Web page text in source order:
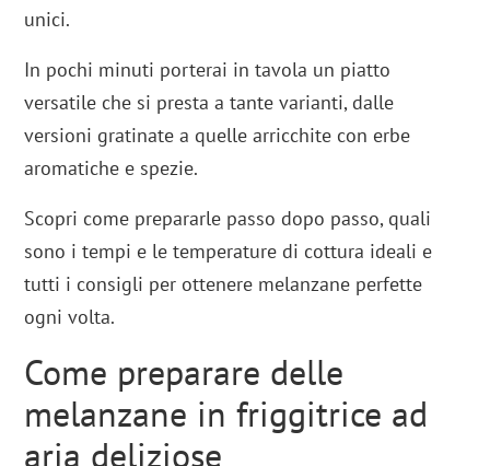
unici.
In pochi minuti porterai in tavola un piatto
versatile che si presta a tante varianti, dalle
versioni gratinate a quelle arricchite con erbe
aromatiche e spezie.
Scopri come prepararle passo dopo passo, quali
sono i tempi e le temperature di cottura ideali e
tutti i consigli per ottenere melanzane perfette
ogni volta.
Come preparare delle
melanzane in friggitrice ad
aria deliziose